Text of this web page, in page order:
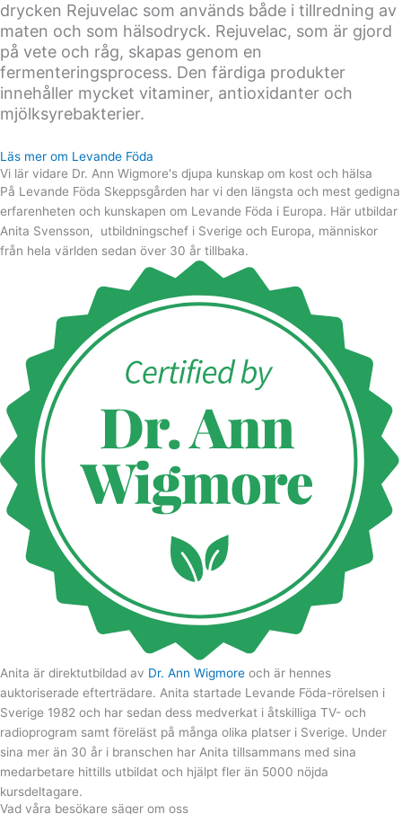
drycken Rejuvelac som används både i tillredning av
maten och som hälsodryck. Rejuvelac, som är gjord
på vete och råg, skapas genom en
fermenteringsprocess. Den färdiga produkter
innehåller mycket vitaminer, antioxidanter och
mjölksyrebakterier.
Läs mer om Levande Föda
Vi lär vidare Dr. Ann Wigmore's djupa kunskap om kost och hälsa
På Levande Föda Skeppsgården har vi den längsta och mest gedigna
erfarenheten och kunskapen om Levande Föda i Europa. Här utbildar
Anita Svensson, utbildningschef i Sverige och Europa, människor
från hela världen sedan över 30 år tillbaka.
Anita är direktutbildad av Dr. Ann Wigmore och är hennes
auktoriserade efterträdare. Anita startade Levande Föda-rörelsen i
Sverige 1982 och har sedan dess medverkat i åtskilliga TV- och
radioprogram samt föreläst på många olika platser i Sverige. Under
sina mer än 30 år i branschen har Anita tillsammans med sina
medarbetare hittills utbildat och hjälpt fler än 5000 nöjda
kursdeltagare.
Vad våra besökare säger om oss